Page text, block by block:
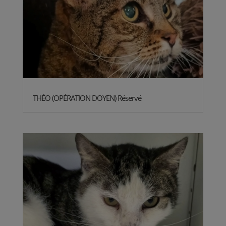
THÉO (OPÉRATION DOYEN) Réservé